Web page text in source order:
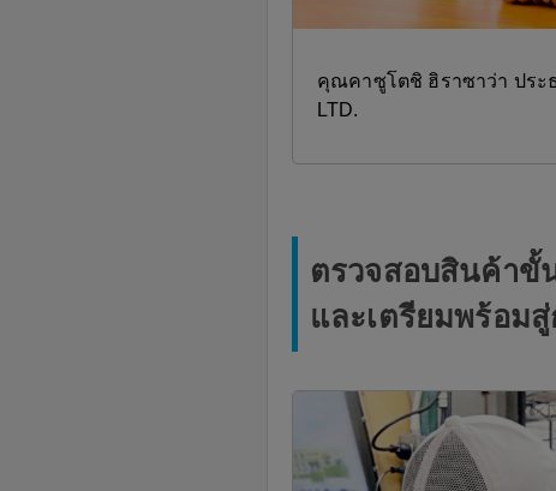
คุณคาซูโตชิ ฮิราซาว่า ประ
LTD.
ตรวจสอบสินค้าขั้
และเตรียมพร้อม